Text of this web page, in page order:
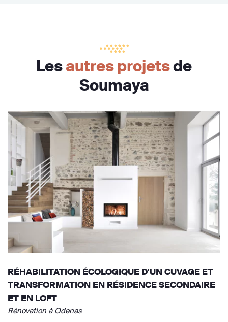
Lesautres projetsde
Soumaya
RÉHABILITATION ÉCOLOGIQUE D'UN CUVAGE ET
TRANSFORMATION EN RÉSIDENCE SECONDAIRE
ET EN LOFT
Rénovation à Odenas